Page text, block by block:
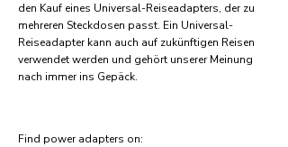
den Kauf eines Universal-Reiseadapters, der zu
mehreren Steckdosen passt. Ein Universal-
Reiseadapter kann auch auf zukünftigen Reisen
verwendet werden und gehört unserer Meinung
nach immer ins Gepäck.
Find power adapters on: